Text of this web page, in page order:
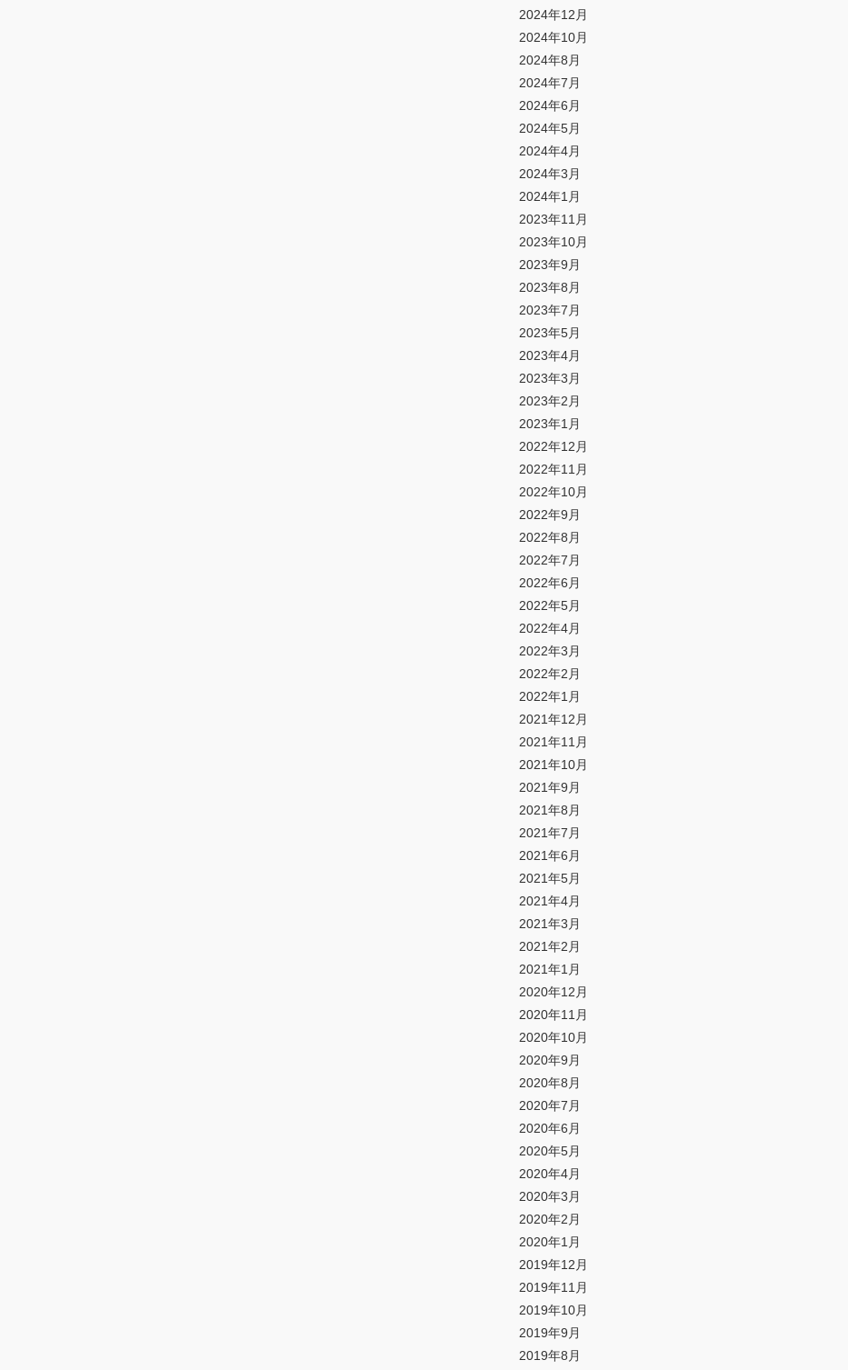
2024年12月
2024年10月
2024年8月
2024年7月
2024年6月
2024年5月
2024年4月
2024年3月
2024年1月
2023年11月
2023年10月
2023年9月
2023年8月
2023年7月
2023年5月
2023年4月
2023年3月
2023年2月
2023年1月
2022年12月
2022年11月
2022年10月
2022年9月
2022年8月
2022年7月
2022年6月
2022年5月
2022年4月
2022年3月
2022年2月
2022年1月
2021年12月
2021年11月
2021年10月
2021年9月
2021年8月
2021年7月
2021年6月
2021年5月
2021年4月
2021年3月
2021年2月
2021年1月
2020年12月
2020年11月
2020年10月
2020年9月
2020年8月
2020年7月
2020年6月
2020年5月
2020年4月
2020年3月
2020年2月
2020年1月
2019年12月
2019年11月
2019年10月
2019年9月
2019年8月